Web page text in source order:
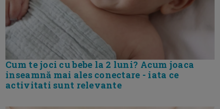
Cum te joci cu bebe la 2 luni? Acum joaca
inseamnă mai ales conectare - iata ce
activitati sunt relevante